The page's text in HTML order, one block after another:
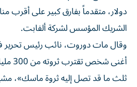
دولار، متقدماً بفارق كبير على أقرب
الشريك المؤسس لشركة ألفابت.
وقال مات دوروت، نائب رئيس
⁠أغنى
ثلث ما قد تصل إليه ثروة ماسك»،